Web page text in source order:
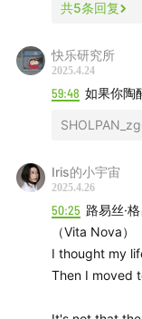
离家赴美后
06:21 写作是对抗
创作也许需
记忆是画面
Part 1 好莱坞往事
上世纪的好莱
华裔角色的
共5条回复
快乐研究所
2025.4.24
59:48 如果你陶
Iris的小宇宙
2025.4.26
50:25 路易丝·
（Vita Nova）
I thought my
Then I moved